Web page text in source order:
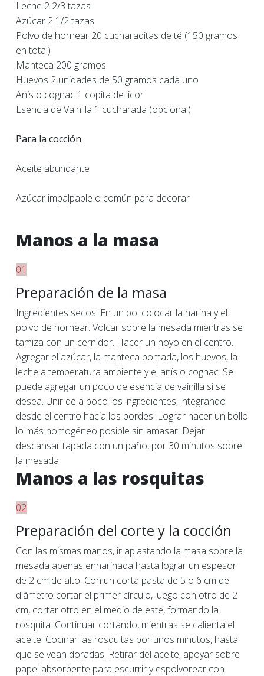
Leche 2 2/3 tazas
Azúcar 2 1/2 tazas
Polvo de hornear 20 cucharaditas de té (150 gramos
en total)
Manteca 200 gramos
Huevos 2 unidades de 50 gramos cada uno
Anís o cognac 1 copita de licor
Esencia de Vainilla 1 cucharada (opcional)
Para la cocción
Aceite abundante
Azúcar impalpable o común para decorar
Manos a la masa
01
Preparación de la masa
Ingredientes secos: En un bol colocar la harina y el
polvo de hornear. Volcar sobre la mesada mientras se
tamiza con un cernidor. Hacer un hoyo en el centro.
Agregar el azúcar, la manteca pomada, los huevos, la
leche a temperatura ambiente y el anís o cognac. Se
puede agregar un poco de esencia de vainilla si se
desea. Unir de a poco los ingredientes, integrando
desde el centro hacia los bordes. Lograr hacer un bollo
lo más homogéneo posible sin amasar. Dejar
descansar tapada con un paño, por 30 minutos sobre
la mesada.
Manos a las rosquitas
02
Preparación del corte y la cocción
Con las mismas manos, ir aplastando la masa sobre la
mesada apenas enharinada hasta lograr un espesor
de 2 cm de alto. Con un corta pasta de 5 o 6 cm de
diámetro cortar el primer círculo, luego con otro de 2
cm, cortar otro en el medio de este, formando la
rosquita. Continuar cortando, mientras se calienta el
aceite. Cocinar las rosquitas por unos minutos, hasta
que se vean doradas. Retirar del aceite, apoyar sobre
papel absorbente para escurrir y espolvorear con